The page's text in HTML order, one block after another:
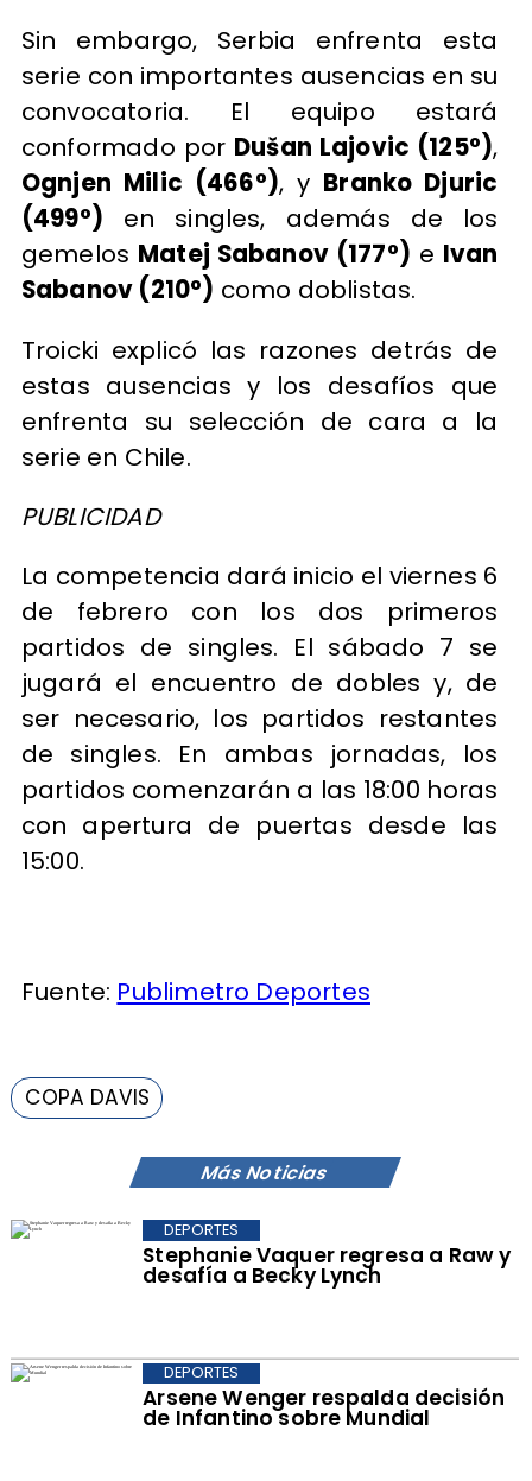
Más Noticias
Stephanie Vaquer regresa a Raw y
desafía a Becky Lynch
DEPORTES
Arsene Wenger respalda decisión
de Infantino sobre Mundial
DEPORTES
Sin embargo, Serbia enfrenta esta
serie con importantes ausencias en su
convocatoria. El equipo estará
conformado por Dušan Lajovic (125°),
Ognjen Milic (466°), y Branko Djuric
(499°) en singles, además de los
gemelos Matej Sabanov (177°) e Ivan
Sabanov (210°) como doblistas.
Troicki explicó las razones detrás de
estas ausencias y los desafíos que
enfrenta su selección de cara a la
serie en Chile.
PUBLICIDAD
La competencia dará inicio el viernes 6
de febrero con los dos primeros
partidos de singles. El sábado 7 se
jugará el encuentro de dobles y, de
ser necesario, los partidos restantes
de singles. En ambas jornadas, los
partidos comenzarán a las 18:00 horas
con apertura de puertas desde las
15:00.
Fuente: Publimetro Deportes
COPA DAVIS